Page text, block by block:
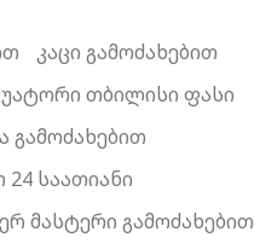
კაცი გამოძახებით
თბილისი ფასი
გამოძახებით
საათიანი
მასტერი გამოძახებით